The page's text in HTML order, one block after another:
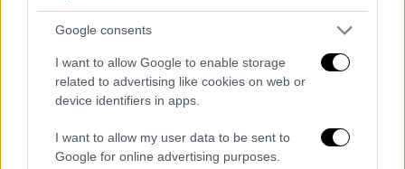
Google consents
I want to allow Google to enable storage
related to advertising like cookies on web or
device identifiers in apps.
I want to allow my user data to be sent to
Google for online advertising purposes.